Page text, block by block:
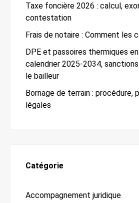
Taxe foncière 2026 : calcul,
contestation
Frais de notaire : Comment les
DPE et passoires thermiques
calendrier 2025-2034,
le bailleur
Bornage de terrain : procédure,
légales
Catégorie
Accompagnement juridique